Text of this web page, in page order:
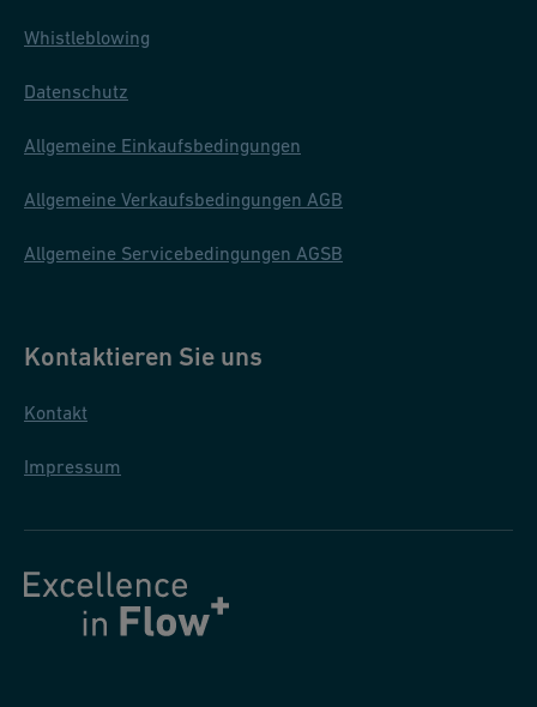
Whistleblowing
Datenschutz
Allgemeine Einkaufsbedingungen
Allgemeine Verkaufsbedingungen AGB
Allgemeine Servicebedingungen AGSB
Kontaktieren Sie uns
Kontakt
Impressum